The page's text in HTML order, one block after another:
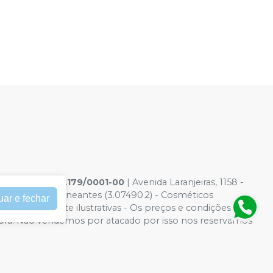
05.738.179/0001-00 | Avenida Laranjeiras, 1158 -
- Saneantes (3.07490.2) - Cosméticos
meramente ilustrativas - Os preços e condições da
Não vendemos por atacado por isso nos reservamos
e fechar